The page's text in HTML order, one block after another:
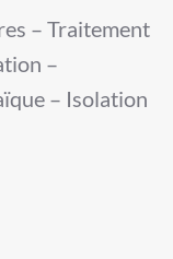
– Traitement
–
– Isolation